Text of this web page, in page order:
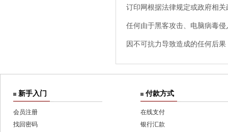
订印网根据法律规定或政府相
任何由于黑客攻击、电脑病毒
因不可抗力导致造成的任何后果
新手入门
会员注册
找回密码
付款方式
在线支付
银行汇款